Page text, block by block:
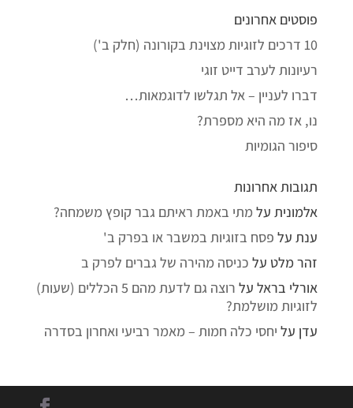
פוסטים אחרונים
10 דרכים לזוגיות מצוינת בקורונה (חלק ב')
רעיונות לערב דייט זוגי
דברו לעניין – אל תגלשו לדוגמאות…
נו, אז מה היא מספרת?
סיפור הגומיות
תגובות אחרונות
אלמוניתעל מתי באמת ראיתם גבר קופץ משמחה?
ענתעל פסח בזוגיות במשבר או בפרק ב'
זהר מלט על כניסה מהירה של גברים לפרק ב
אורלי בראלעל
רוצה גם לדעת מהם 5 הכללים (שעות)
לזוגיות מושלמת?
עדן על יחסי כלה חמות – מאמר רביעי ואחרון בסדרה